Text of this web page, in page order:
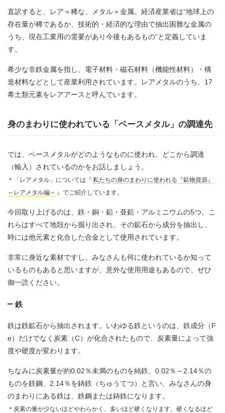
直訳すると、レア＝稀な、メタル＝金属。経済産業省は“地球上の
存在量が稀であるか、技術的・経済的な理由で抽出困難な金属の
うち、現在工業用の需要があり今後もあるもの”と定義していま
す。
希少な非鉄金属を指し、電子材料・磁石材料（機能性材料）・構
造材料などとして産業利用されています。レアメタルのうち、17
希土類元素をレアアースと呼んでいます。
身のまわりに使われている「ベースメタル」の調達先
では、ベースメタルがどのようなものに使われ、どこから調達
（輸入）されているのかをお話しましょう。
＊「レアメタル」については『 私たちの身のまわりに使われる『鉱物資源』
～レアメタル編～ 』でご紹介しています。
今回取り上げるのは、鉄・銅・鉛・亜鉛・アルミニウムの5つ。こ
れらはすべて地殻から掘り出され、その鉱石から成分を抽出し、
時には他元素と化合した合金として使用されています。
非常に身近な素材ですし、みなさんも何に使われているか知って
いるものもあると思いますが、意外な使用用途もあるので、ぜひ
御一読ください。
鉄
鉄は鉄鉱石から抽出されます。いわゆる鉄というのは、鉄成分（F
e）だけでなく炭素（C）が化合されたもので、炭素量によって強
度や硬度が変わります。
ちなみに炭素量が約0.02％未満のものを純鉄、0.02％～2.14％の
ものを鉄鋼、2.14％を鋳鉄（ちゅうてつ）と言い、みなさんの身
のまわりにある鉄は、鉄鋼または鋳鉄になります。
＊炭素の量が少ないほどやわらかく、多いほど硬くなります。硬くなるほど